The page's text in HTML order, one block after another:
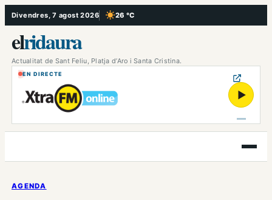
Vés
al
contingut
Divendres, 7 agost 2026 26 °C
, Cel serè
elridaura
Actualitat de Sant Feliu, Platja d’Aro i Santa Cristina.
EN DIRECTE
▶
Obre
el
AGENDA